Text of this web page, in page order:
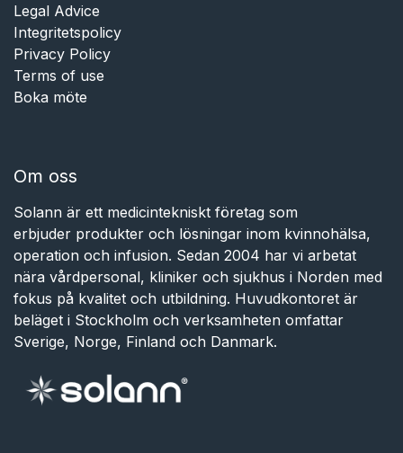
Legal Advice
Integritetspolicy
Privacy Policy
Terms of use
Boka möte
Om oss
Solann är ett medicintekniskt företag som
erbjuder produkter och lösningar inom kvinnohälsa,
operation och infusion. Sedan 2004 har vi arbetat
nära vårdpersonal, kliniker och sjukhus i Norden med
fokus på kvalitet och utbildning. Huvudkontoret är
beläget i Stockholm och verksamheten omfattar
Sverige, Norge, Finland och Danmark.